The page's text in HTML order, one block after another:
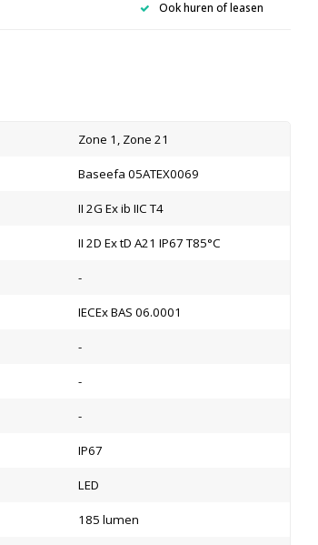
Ook huren of leasen
Zone 1, Zone 21
Baseefa 05ATEX0069
II 2G Ex ib IIC T4
II 2D Ex tD A21 IP67 T85°C
-
IECEx BAS 06.0001
-
-
-
IP67
LED
185 lumen